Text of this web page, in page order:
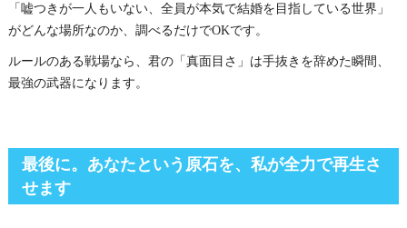
「嘘つきが一人もいない、全員が本気で結婚を目指している世界」
がどんな場所なのか、調べるだけでOKです。
ルールのある戦場なら、君の「真面目さ」は手抜きを辞めた瞬間、
最強の武器になります。
最後に。あなたという原石を、私が全力で再生さ
せます